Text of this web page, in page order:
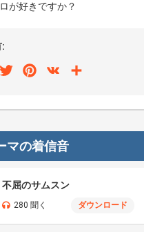
が好きですか？
TwitterPinterest
VK
マの着信音
不屈のサムスン
280 聞く ダウンロード